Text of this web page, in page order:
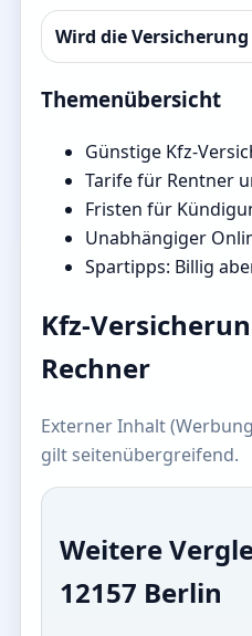
Wird die
Themenübersicht
Günstige Kfz-
Tarife für Rentner
Fristen für
Unabhängiger
Spartipps: Billig
Kfz-
Rechner
Externer Inhalt
gilt seitenübergreifend.
Weitere
12157 Berlin